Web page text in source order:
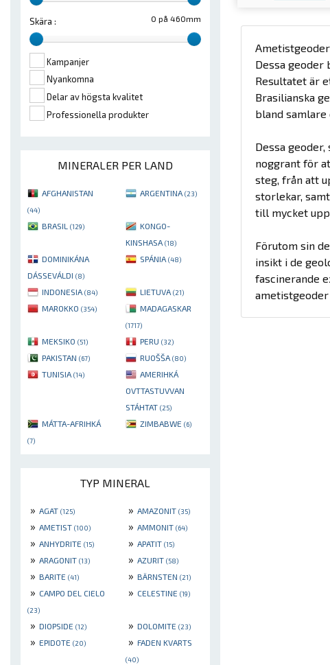
0 på 460mm
Skära :
Kampanjer
Nyankomna
Delar av högsta kvalitet
Professionella produkter
MINERALER PER LAND
AFGHANISTAN
(44)
ARGENTINA (23)
BRASIL (129)
KONGO-
KINSHASA (18)
DOMINIKÁNA
DÁSSEVÁLDI (8)
SPÁNIA (48)
INDONESIA (84) LIETUVA (21)
MAROKKO (354) MADAGASKAR
(1717)
MEKSIKO (51) PERU (32)
PAKISTAN (67) RUOŠŠA (80)
TUNISIA (14)
AMERIHKÁ
OVTTASTUVVAN
STÁHTAT (25)
MÁTTA-AFRIHKÁ
(7)
ZIMBABWE (6)
TYP MINERAL
» AGAT (125) » AMAZONIT (35)
» AMETIST (100) » AMMONIT (64)
» ANHYDRITE (15) » APATIT (15)
» ARAGONIT (13) » AZURIT (58)
» BARITE (41) » BÄRNSTEN (21)
» CAMPO DEL CIELO
(23)
» CELESTINE (19)
» DIOPSIDE (12) » DOLOMITE (23)
» EPIDOTE (20) » FADEN KVARTS
(40)
Dessa geoder
Resultatet är
Brasilianska
bland samlare
Dessa
noggrant för
steg, från att
storlekar,
till mycket
Förutom sin
insikt i de
fascinerande